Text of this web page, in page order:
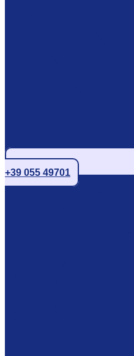
+39 055 49701